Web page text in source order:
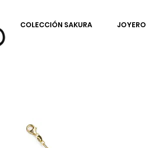
COLECCIÓN SAKURA JOYERO